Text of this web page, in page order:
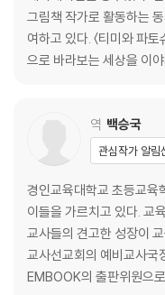
그림책 작가로 활동하는
여하고 있다. 〈티미와 파
으로 바라보는 세상을 이
역 백승국
관심작가 알림
경인교육대학교 초등교육
이들을 가르치고 있다. 교
교사들의 견고한 성장이
교사선교회의 예비교사국
EMBOOK의 출판위원으